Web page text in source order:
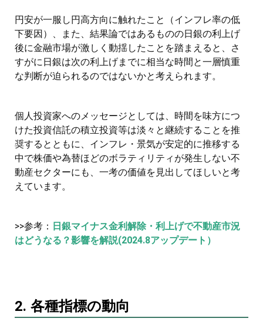
円安が一服し円高方向に触れたこと（インフレ率の低
下要因）、また、結果論ではあるものの日銀の利上げ
後に金融市場が激しく動揺したことを踏まえると、さ
すがに日銀は次の利上げまでに相当な時間と一層慎重
な判断が迫られるのではないかと考えられます。
個人投資家へのメッセージとしては、時間を味方につ
けた投資信託の積立投資等は淡々と継続することを推
奨するとともに、インフレ・景気が安定的に推移する
中で株価や為替ほどのボラティリティが発生しない不
動産セクターにも、一考の価値を見出してほしいと考
えています。
>>参考： 日銀マイナス金利解除・利上げで不動産市況
はどうなる？影響を解説(2024.8アップデート）
2. 各種指標の動向